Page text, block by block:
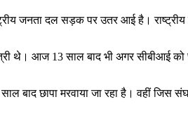
जनता दल सड़क पर उतर आई है।
थे। आज 13 साल बाद भी अगर सीबीआई को
छापा मरवाया जा रहा है। वहीं जिस